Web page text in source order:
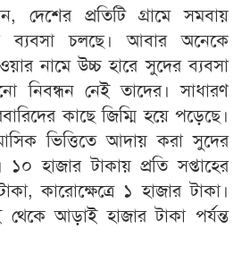
দেশের প্রতিটি গ্রামে সমবায়
ব্যবসা চলছে। আবার অনেকে
নামে উচ্চ হারে সুদের ব্যবসা
নিবন্ধন নেই তাদের। সাধারণ
কাছে জিম্মি হয়ে পড়েছে।
ভিত্তিতে আদায় করা সুদের
হাজার টাকায় প্রতি সপ্তাহের
কারোক্ষেত্রে ১ হাজার টাকা।
আড়াই হাজার টাকা পর্যন্ত